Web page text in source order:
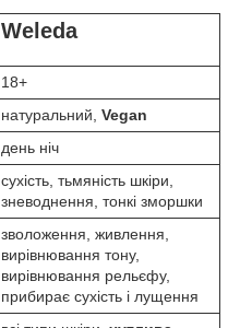
Weleda
18+
натуральний, Vegan
день ніч
сухість, тьмяність шкіри,
зневоднення, тонкі зморшки
зволоження, живлення,
вирівнювання тону,
вирівнювання рельєфу,
прибирає сухість і лущення